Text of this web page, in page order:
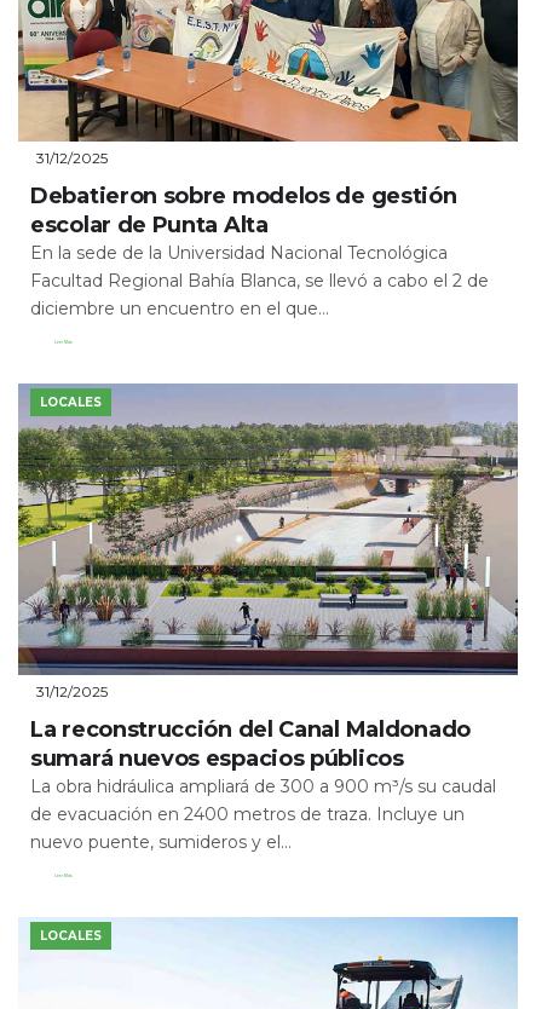
31/12/2025
Debatieron sobre modelos de gestión
escolar de Punta Alta
En la sede de la Universidad Nacional Tecnológica
Facultad Regional Bahía Blanca, se llevó a cabo el 2 de
diciembre un encuentro en el que...
Leer Más
LOCALES
31/12/2025
La reconstrucción del Canal Maldonado
sumará nuevos espacios públicos
La obra hidráulica ampliará de 300 a 900 m³/s su caudal
de evacuación en 2400 metros de traza. Incluye un
nuevo puente, sumideros y el...
Leer Más
LOCALES